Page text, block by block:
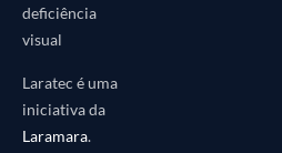
deficiência
visual
Laratec é uma
iniciativa da
Laramara.